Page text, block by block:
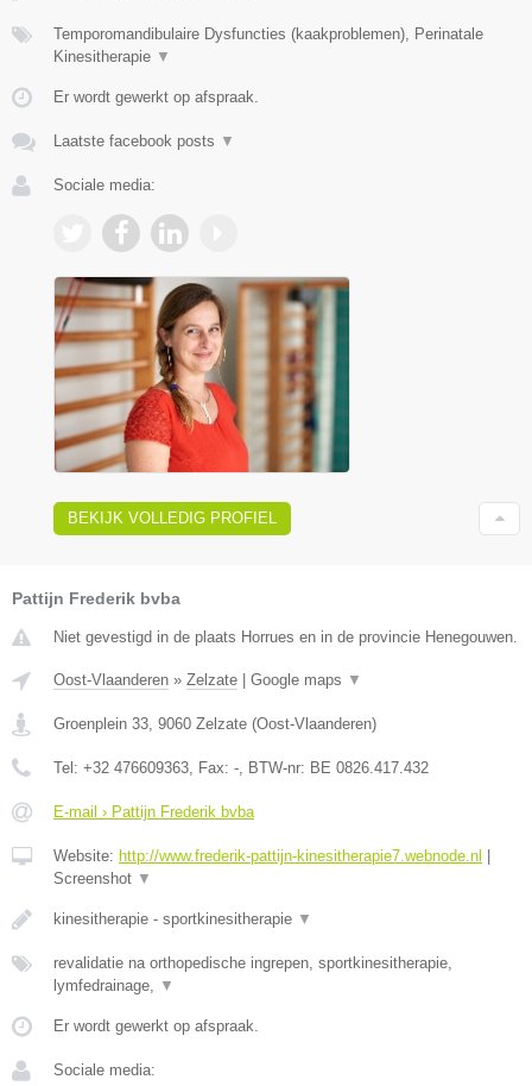
Temporomandibulaire Dysfuncties (kaakproblemen), Perinatale
Kinesitherapie ▼
Er wordt gewerkt op afspraak.
Laatste facebook posts ▼
Sociale media:
BEKIJK VOLLEDIG PROFIEL
Pattijn Frederik bvba
Niet gevestigd in de plaats Horrues en in de provincie Henegouwen.
Oost-Vlaanderen » Zelzate Google maps ▼
Groenplein 33, 9060 Zelzate (Oost-Vlaanderen)
Tel: +32 476609363, Fax: -, BTW-nr: BE 0826.417.432
E-mail › Pattijn Frederik bvba
Website: http://www.frederik-pattijn-kinesitherapie7.webnode.nl
Screenshot ▼
kinesitherapie - sportkinesitherapie ▼
revalidatie na orthopedische ingrepen, sportkinesitherapie,
lymfedrainage, ▼
Er wordt gewerkt op afspraak.
Sociale media: